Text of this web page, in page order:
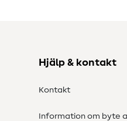
Hjälp & kontakt
Kontakt
Information om byte